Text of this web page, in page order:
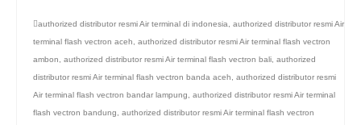
authorized distributor resmi Air terminal di indonesia
authorized distributor resmi Air
terminal flash vectron aceh
authorized distributor resmi Air terminal flash vectron
ambon
authorized distributor resmi Air terminal flash vectron bali authorized
distributor resmi Air terminal flash vectron banda aceh
authorized distributor resmi
Air terminal flash vectron bandar lampung
authorized distributor resmi Air terminal
flash vectron bandung
authorized distributor resmi Air terminal flash vectron